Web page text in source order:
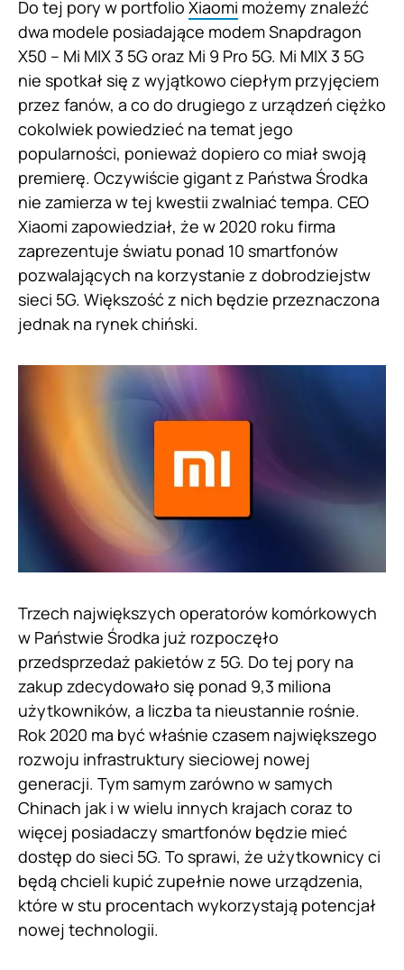
Do tej pory w portfolio Xiaomi możemy znaleźć
dwa modele posiadające modem Snapdragon
X50 – Mi MIX 3 5G oraz Mi 9 Pro 5G. Mi MIX 3 5G
nie spotkał się z wyjątkowo ciepłym przyjęciem
przez fanów, a co do drugiego z urządzeń ciężko
cokolwiek powiedzieć na temat jego
popularności, ponieważ dopiero co miał swoją
premierę. Oczywiście gigant z Państwa Środka
nie zamierza w tej kwestii zwalniać tempa. CEO
Xiaomi zapowiedział, że w 2020 roku firma
zaprezentuje światu ponad 10 smartfonów
pozwalających na korzystanie z dobrodziejstw
sieci 5G. Większość z nich będzie przeznaczona
jednak na rynek chiński.
Trzech największych operatorów komórkowych
w Państwie Środka już rozpoczęło
przedsprzedaż pakietów z 5G. Do tej pory na
zakup zdecydowało się ponad 9,3 miliona
użytkowników, a liczba ta nieustannie rośnie.
Rok 2020 ma być właśnie czasem największego
rozwoju infrastruktury sieciowej nowej
generacji. Tym samym zarówno w samych
Chinach jak i w wielu innych krajach coraz to
więcej posiadaczy smartfonów będzie mieć
dostęp do sieci 5G. To sprawi, że użytkownicy ci
będą chcieli kupić zupełnie nowe urządzenia,
które w stu procentach wykorzystają potencjał
nowej technologii.